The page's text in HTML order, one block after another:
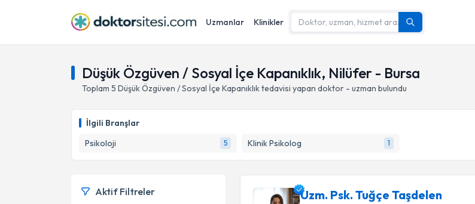
Uzmanlar Klinikler
Düşük Özgüven / Sosyal İçe Kapanıklık, Nilüfer - Bursa
Toplam 5 Düşük Özgüven / Sosyal İçe Kapanıklıktedavisi yapan doktor - uzman bulundu
İlgili Branşlar
Psikoloji
5 Klinik Psikolog 1
Uzm. Psk. Tuğçe Taşdelen
Aktif Filtreler